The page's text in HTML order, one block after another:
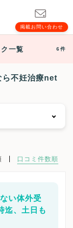
掲載お問い合わせ
一覧 6件
ら不妊治療net
横浜市緑区
横浜市青葉区
口コミ件数順
い体外受
迄、土日も